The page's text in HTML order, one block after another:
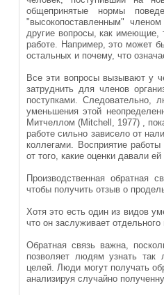
общепринятые нормы
"высокопоставленным"
другие вопросы, как имеющие,
работе. Например, это может
остальных и почему, что
Все эти вопросы вызывают у
затруднить для членов
поступками. Следовательно,
уменьшения этой
Митчеллом (Mitchell, 1977) ,
работе сильно зависело от
коллегами. Восприятие
от того, какие оценки давали ей
Производственная обратная
чтобы получить отзыв о
Хотя это есть один из видов
что он заслуживает
Обратная связь важна,
позволяет людям узнать так
целей. Люди могут получать
анализируя случайно